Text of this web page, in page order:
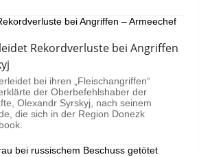
Rekordverluste bei Angriffen
bei ihren „Fleischangriffen“
der Oberbefehlshaber der
Olexandr Syrskyj, nach seinem
die sich in der Region Donezk